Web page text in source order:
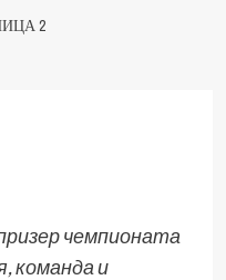
2
чемпионата
команда и